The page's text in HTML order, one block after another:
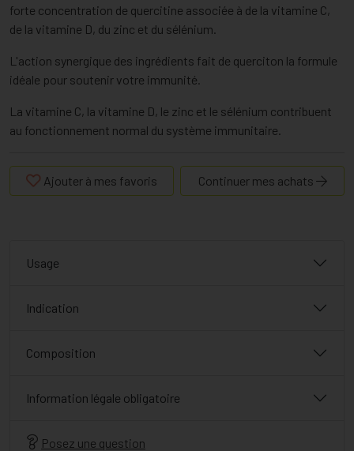
forte concentration de quercitine associée à de la vitamine C,
de la vitamine D, du zinc et du sélénium.
L'action synergique des ingrédients fait de querciton la formule
idéale pour soutenir votre immunité.
La vitamine C, la vitamine D, le zinc et le sélénium contribuent
au fonctionnement normal du système immunitaire.
Ajouter à mes favoris Continuer mes achats
Usage
Indication
Composition
Information légale obligatoire
Posez une question